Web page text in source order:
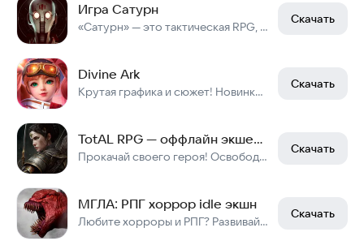
Игра Сатурн
«Сатурн» — это тактическая RPG, в которой вам предстоит спасти мир за 3 дня.
Скачать
Divine Ark
Крутая графика и сюжет! Новинка экшен ММОРПГ! Играйте по сети в РПГ!
Скачать
TotAL RPG — оффлайн экшен РПГ
Прокачай своего героя! Освободи башни от нашествия монстров в классической ARPG!
Скачать
МГЛА: РПГ хоррор idle экшн
Любите хорроры и РПГ? Развивайтесь, сражайтесь с монстрами и спасите свою дочь!
Скачать